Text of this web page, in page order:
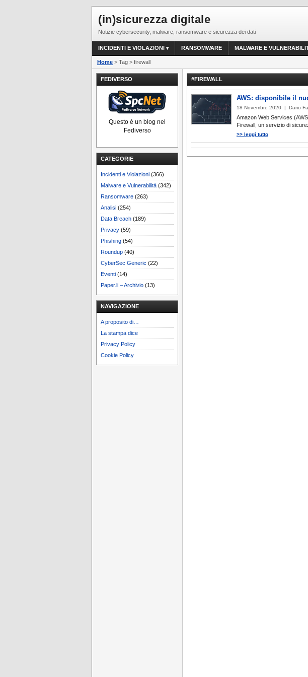
(in)sicurezza digitale
Notizie cybersecurity, malware, ransomware e sicurezza dei dati
INCIDENTI E VIOLAZIONI RANSOMWARE MALWARE E
Home > Tag > firewall
FEDIVERSO
Questo è un blog nel
Fediverso
CATEGORIE
Incidenti e Violazioni (366)
Malware e Vulnerabilità (342)
Ransomware (263)
Analisi (254)
Data Breach (189)
Privacy (59)
Phishing (54)
Roundup (40)
CyberSec Generic (22)
Eventi (14)
Paper.li – Archivio (13)
NAVIGAZIONE
A proposito di…
La stampa dice
Privacy Policy
Cookie Policy
#FIREWALL
AWS: disponibile il
18 Novembre 2020 | Dario
Amazon Web Services
Firewall, un servizio di
>> leggi tutto